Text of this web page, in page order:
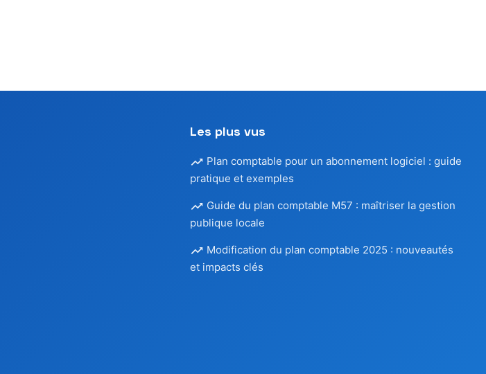
Les plus vus
Plan comptable pour un abonnement logiciel : guide
pratique et exemples
Guide du plan comptable M57 : maîtriser la gestion
publique locale
Modification du plan comptable 2025 : nouveautés
et impacts clés